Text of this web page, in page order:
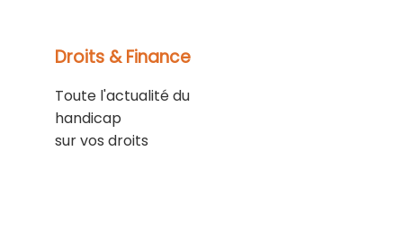
Droits & Finance
Toute l'actualité du
handicap
sur vos droits